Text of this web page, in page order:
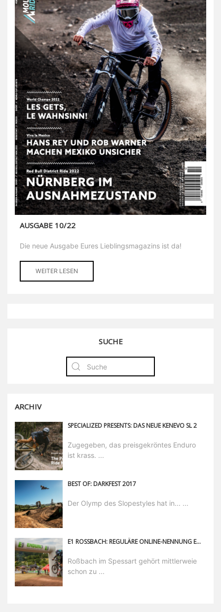
AUSGABE 10/22
Die neue Ausgabe Eures Lieblingsmagazins ist da!
WEITER LESEN
SUCHE
ARCHIV
SPECIALIZED PRESENTS: DAS NEUE KENEVO SL 2
Zugegeben, das preisgekröntes Enduro
ist krass. ...
BEST OF: DARKFEST 2017
Der Olymp des Slopestyles hat in... ...
E1 ROSSBACH: REGULÄRE ONLINE-NENNUNG ENDET AM 10. JUNI 2023
Roßbach im Spessart gehört mittlerweie
schon zu ...